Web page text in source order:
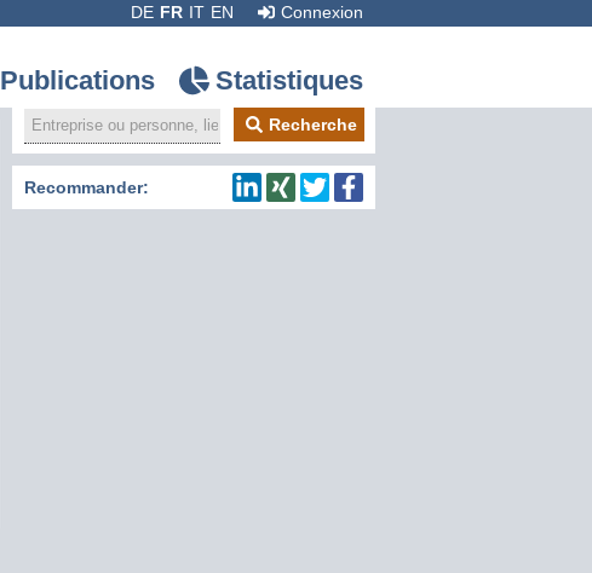
DE FR IT EN Connexion
Publications Statistiques
Recherche
Recommander: